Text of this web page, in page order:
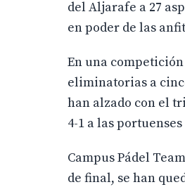
del Aljarafe a 27
en poder de las
En una
eliminatorias a
han alzado con el
4-1 a las
Campus Pádel
de final, se han